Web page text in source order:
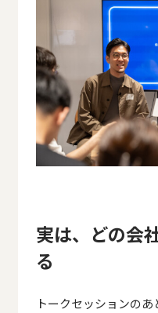
実は、どの会
る
トークセッションのあ